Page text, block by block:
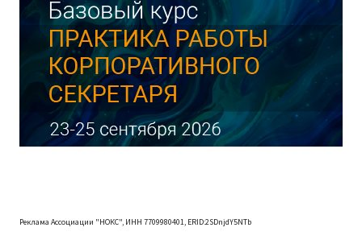
Реклама Ассоциации "НОКС", ИНН 7709980401, ERID:2SDnjdY5NTb